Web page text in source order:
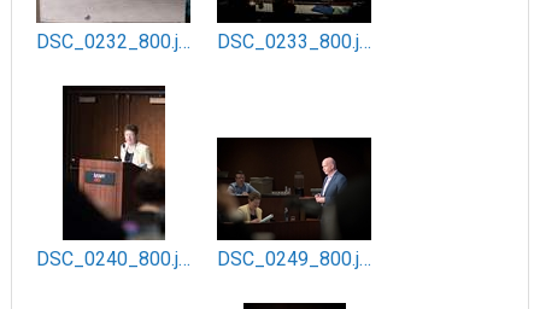
DSC_0232_800.jpg DSC_0233_800.jpg
DSC_0240_800.jpg DSC_0249_800.jpg